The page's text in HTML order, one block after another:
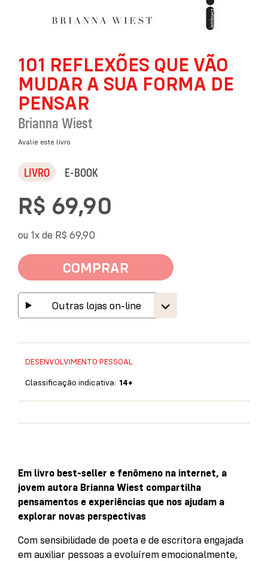
Galeria
101 REFLEXÕES QUE VÃO
MUDAR A SUA FORMA DE
PENSAR
Brianna Wiest
Avalie este livro
LIVRO E-BOOK
COMPRAR
R$ 69,90
ou 1x de R$ 69,90
Outras lojas on-line
DESENVOLVIMENTO PESSOAL
Classificação indicativa: 14+
Em livro best-seller e fenômeno na internet, a
jovem autora Brianna Wiest compartilha
pensamentos e experiências que nos ajudam a
explorar novas perspectivas
Com sensibilidade de poeta e de escritora engajada
em auxiliar pessoas a evoluírem emocionalmente,